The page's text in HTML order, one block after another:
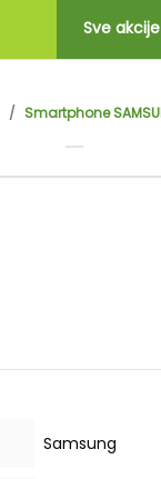
Sve akcije
/ Smartphone
Samsung